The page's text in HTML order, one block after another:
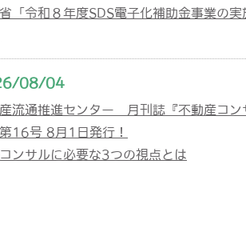
「令和８年度SDS電子化補助金事業の
08/04
流通推進センター 月刊誌『不動産コン
16号 8月1日発行！
ンサルに必要な3つの視点とは